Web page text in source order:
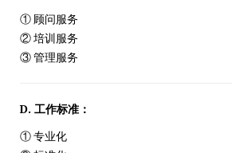
① 顾问服务
② 培训服务
③ 管理服务
D. 工作标准：
① 专业化